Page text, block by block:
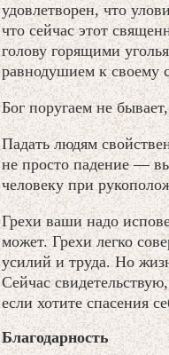
удовлетворен, что
что сейчас этот
голову горящими
равнодушием к своему
Бог поругаем не
Падать людям
не просто падение —
человеку при
Грехи ваши надо
может. Грехи легко
усилий и труда. Но
Сейчас
если хотите спасения
Благодарность